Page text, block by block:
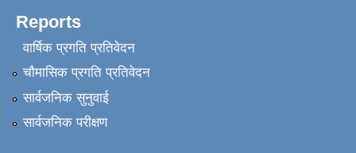
Reports
वार्षिक प्रगति प्रतिवेदन
चौमासिक प्रगति प्रतिवेदन
सार्वजनिक सुनुवाई
सार्वजनिक परीक्षण